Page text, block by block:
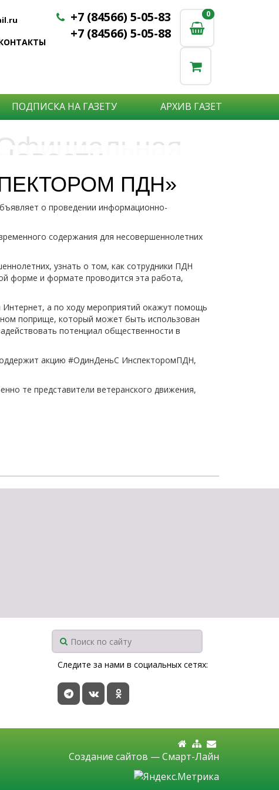
+7 (84566) 5-05-83
+7 (84566) 5-05-88
0
0
ПОДПИСКА НА ГАЗЕТУ АРХИВ ГАЗЕТ
Подробнее
Подробнее
что бы о Вас узнали?
организаций?
Подробнее
ПДН»
о проведении информационно-
содержания для несовершеннолетних
узнать о том, как сотрудники ПДН
форме и формате проводится эта работа,
а по ходу мероприятий окажут помощь
поприще, который может быть использован
потенциал общественности в
акцию #ОдинДеньС ИнспекторомПДН,
те представители ветеранского движения,
Следите за нами в социальных сетях:
Создание сайтов —Смарт-Лайн